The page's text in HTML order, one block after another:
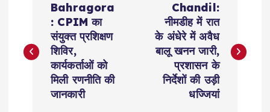
s
Bahragora
: CPIM का
संयुक्त प्रशिक्षण
शिविर,
कार्यकर्ताओं को
मिली रणनीति की
जानकारी
Chandil:
नीमडीह में रात
के अंधेरे में अवैध
बालू खनन जारी,
प्रशासन के
निर्देशों की उड़ी
धज्जियां